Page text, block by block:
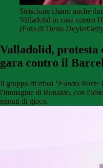
Striscione chiaro anche
Valladolid in casa contro
(Foto di Denis Doyle/
Valladolid, protesta
gara contro il
Il gruppo di tifosi "Fondo Norte
l'immagine di Ronaldo, con
minuti di gioco.